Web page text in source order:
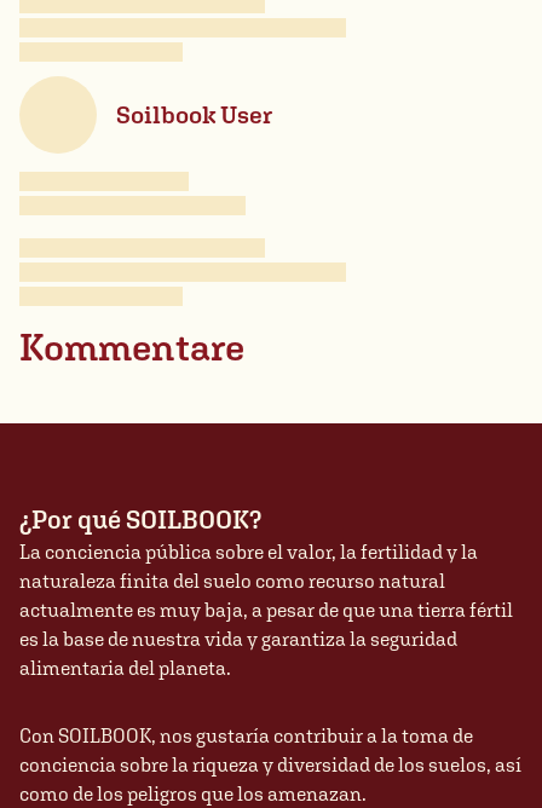
Soilbook User
Kommentare
¿Por qué SOILBOOK?
La conciencia pública sobre el valor, la fertilidad y la
naturaleza finita del suelo como recurso natural
actualmente es muy baja, a pesar de que una tierra fértil
es la base de nuestra vida y garantiza la seguridad
alimentaria del planeta.
Con SOILBOOK, nos gustaría contribuir a la toma de
conciencia sobre la riqueza y diversidad de los suelos, así
como de los peligros que los amenazan.